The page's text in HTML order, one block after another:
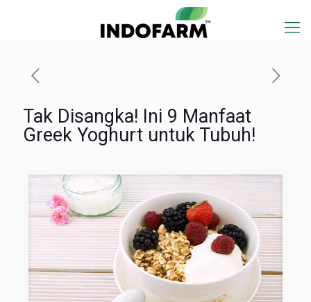
Tak Disangka! Ini 9 Manfaat
Greek Yoghurt untuk Tubuh!